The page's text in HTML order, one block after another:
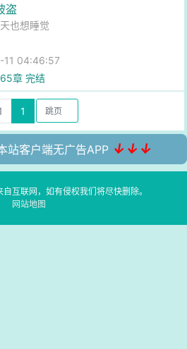
盗
也想睡觉
11 04:46:57
章 完结
1
站客户端无广告APP ↓↓↓
互联网，如有侵权我们将尽快删除。
网站地图